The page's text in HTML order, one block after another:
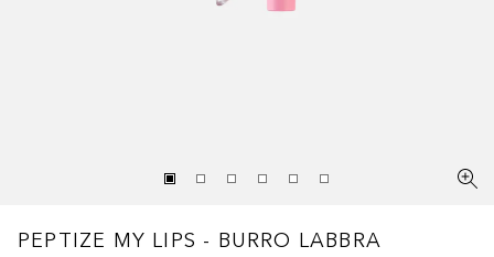
PEPTIZE MY LIPS - BURRO LABBRA